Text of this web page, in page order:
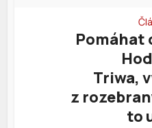
Pomáhat
Triwa,
z
to